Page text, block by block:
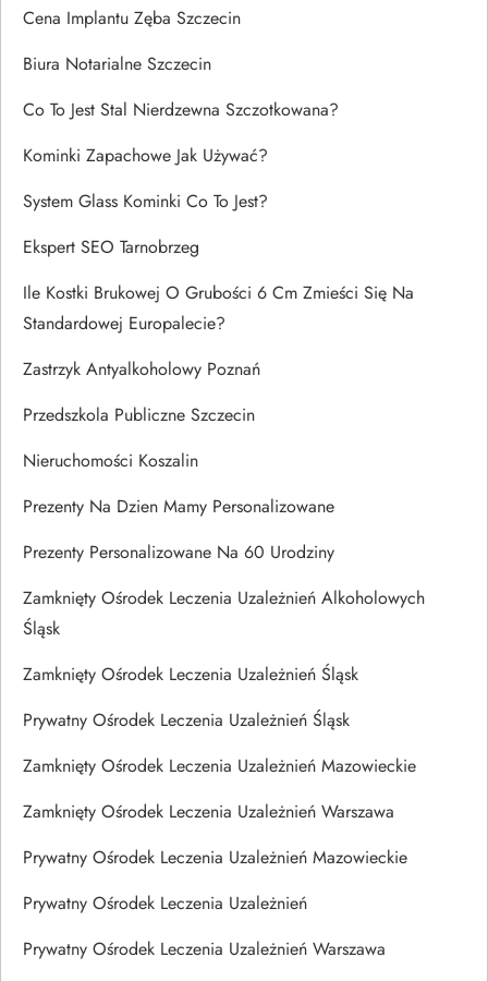
Cena Implantu Zęba Szczecin
Biura Notarialne Szczecin
Co To Jest Stal Nierdzewna Szczotkowana?
Kominki Zapachowe Jak Używać?
System Glass Kominki Co To Jest?
Ekspert SEO Tarnobrzeg
Ile Kostki Brukowej O Grubości 6 Cm Zmieści Się Na
Standardowej Europalecie?
Zastrzyk Antyalkoholowy Poznań
Przedszkola Publiczne Szczecin
Nieruchomości Koszalin
Prezenty Na Dzien Mamy Personalizowane
Prezenty Personalizowane Na 60 Urodziny
Zamknięty Ośrodek Leczenia Uzależnień Alkoholowych
Śląsk
Zamknięty Ośrodek Leczenia Uzależnień Śląsk
Prywatny Ośrodek Leczenia Uzależnień Śląsk
Zamknięty Ośrodek Leczenia Uzależnień Mazowieckie
Zamknięty Ośrodek Leczenia Uzależnień Warszawa
Prywatny Ośrodek Leczenia Uzależnień Mazowieckie
Prywatny Ośrodek Leczenia Uzależnień
Prywatny Ośrodek Leczenia Uzależnień Warszawa